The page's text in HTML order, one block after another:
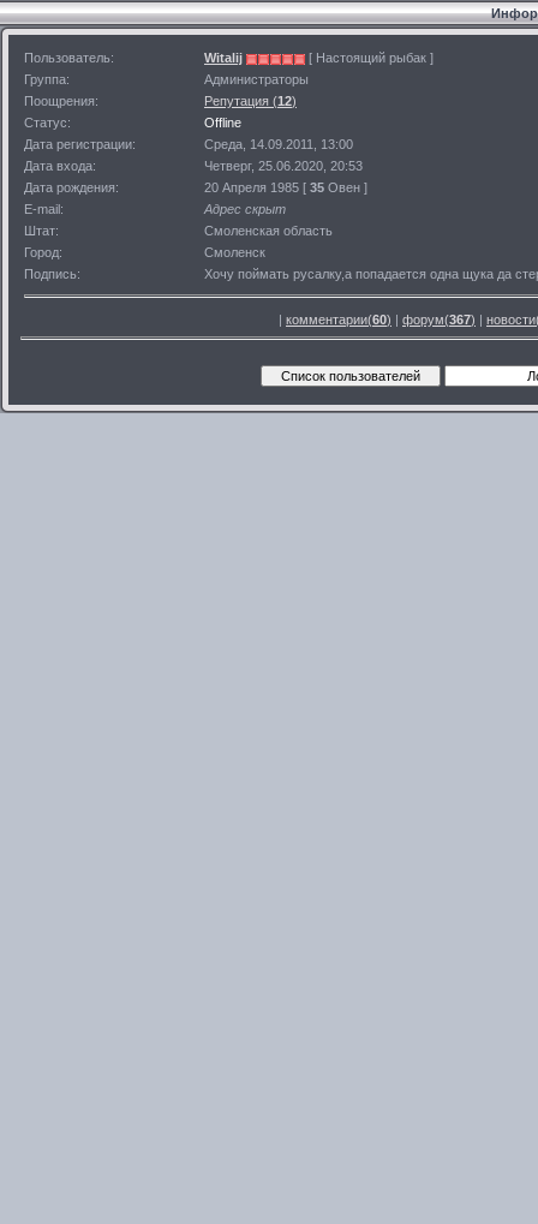
Пользователь: Witalij
[ Настоящий рыбак ]
Группа:
Администраторы
Поощрения:
Репутация (12)
Статус:
Offline
Дата регистрации:
Среда, 14.09.2011, 13:00
Дата входа:
Четверг, 25.06.2020, 20:53
Дата рождения:
20 Апреля 1985 [ 35 Овен ]
E-mail:
Адрес скрыт
Штат:
Смоленская область
Город:
Смоленск
Подпись:
Хочу поймать русалку,а попадается одна щука да
| комментарии(60) | форум(367) |